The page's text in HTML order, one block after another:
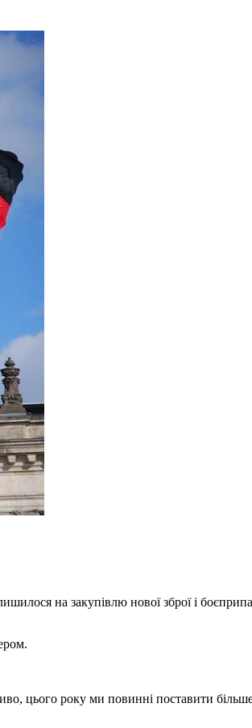
на закупівлю нової зброї і
цього року ми повинні поставити